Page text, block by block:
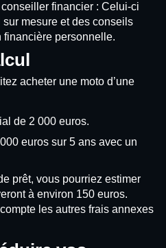
financier : Celui-ci
mesure et des conseils
financière personnelle.
acheter une moto d’une
de 2 000 euros.
euros sur 5 ans avec un
prêt, vous pourriez estimer
à environ 150 euros.
les autres frais annexes